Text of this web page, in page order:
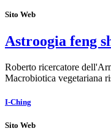
Sito Web
Astroogia feng
Roberto ricercatore
Macrobiotica vegetariana
I-Ching
Sito Web